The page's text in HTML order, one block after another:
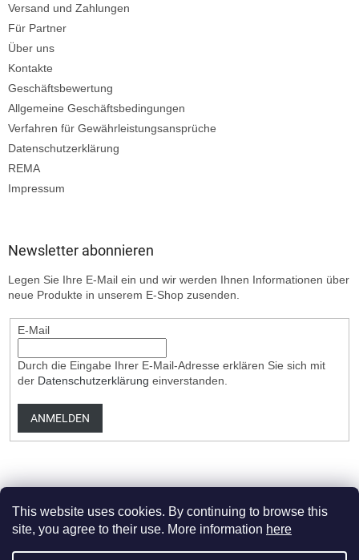
This website uses cookies. By continuing to browse this
site, you agree to their use. More information here
Versand und Zahlungen
Für Partner
Über uns
Kontakte
Geschäftsbewertung
Allgemeine Geschäftsbedingungen
Verfahren für Gewährleistungsansprüche
Datenschutzerklärung
REMA
Impressum
Newsletter abonnieren
Legen Sie Ihre E-Mail ein und wir werden Ihnen Informationen über
neue Produkte in unserem E-Shop zusenden.
E-Mail
Durch die Eingabe Ihrer E-Mail-Adresse erklären Sie sich mit
der Datenschutzerklärung einverstanden.
ANMELDEN